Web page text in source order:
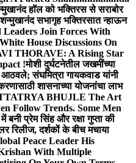
हॉल को भक्तिरस से सराबोर
शन्मुखानंद सभागृह भक्तिरसात न्हाऊन
Join Forces With
House Discussions On
THORAVE: A Rising Star
!मोशी दुर्घटनेतील जखमींच्या
आठवले; संघमित्रा गायकवाड यांनी
शासनाच्या योजनांचा लाभ
BHUJLE The Art
Follow Trends. Some Men
बनी प्रेम सिंह और रक्षा गुप्ता की
रिलीज, दर्शकों के बीच मचाया
Peace Leader His
With Multiple